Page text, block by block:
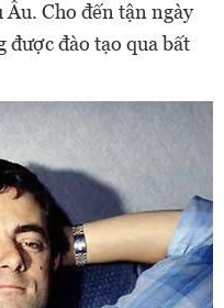
Cho đến tận ngày
được đào tạo qua bất